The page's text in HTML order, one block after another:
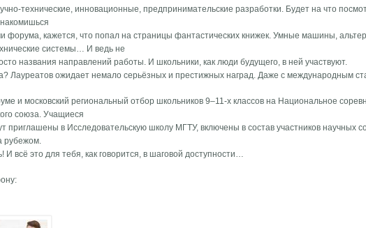
технические, инновационные, предпринимательские разработки. Будет на что
форума, кажется, что попал на страницы фантастических книжек. Умные машины,
системы… И ведь не
названия направлений работы. И школьники, как люди будущего, в ней участвуют.
Лауреатов ожидает немало серьёзных и престижных наград. Даже с международным
и московский региональный отбор школьников 9–11-х классов на Национальное
союза. Учащиеся
приглашены в Исследовательскую школу МГТУ, включены в состав участников научных
рубежом.
И всё это для тебя, как говорится, в шаговой доступности…